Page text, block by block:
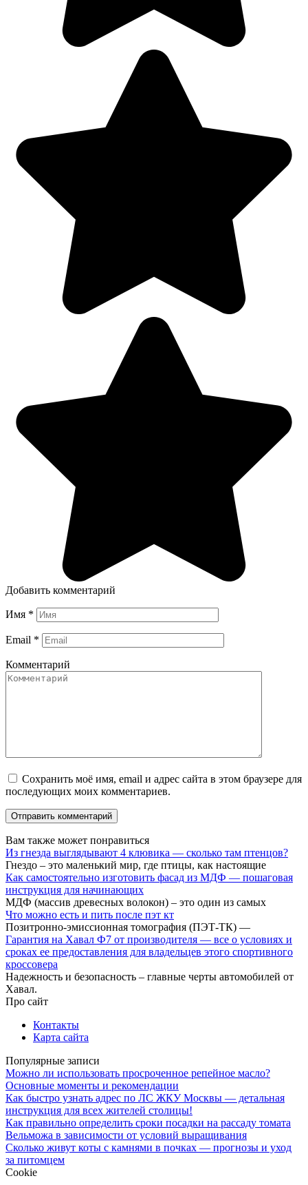
Добавить комментарий
Имя *
Email *
Комментарий
Сохранить моё имя, email и адрес сайта в этом браузере для
последующих моих комментариев.
Вам также может понравиться
Из гнезда выглядывают 4 клювика — сколько там птенцов?
Гнездо – это маленький мир, где птицы, как настоящие
Как самостоятельно изготовить фасад из МДФ — пошаговая
инструкция для начинающих
МДФ (массив древесных волокон) – это один из самых
Что можно есть и пить после пэт кт
Позитронно-эмиссионная томография (ПЭТ-ТК) —
Гарантия на Хавал Ф7 от производителя — все о условиях и
сроках ее предоставления для владельцев этого спортивного
кроссовера
Надежность и безопасность – главные черты автомобилей от
Хавал.
Про сайт
Контакты
Карта сайта
Популярные записи
Можно ли использовать просроченное репейное масло?
Основные моменты и рекомендации
Как быстро узнать адрес по ЛС ЖКУ Москвы — детальная
инструкция для всех жителей столицы!
Как правильно определить сроки посадки на рассаду томата
Вельможа в зависимости от условий выращивания
Сколько живут коты с камнями в почках — прогнозы и уход
за питомцем
Cookie